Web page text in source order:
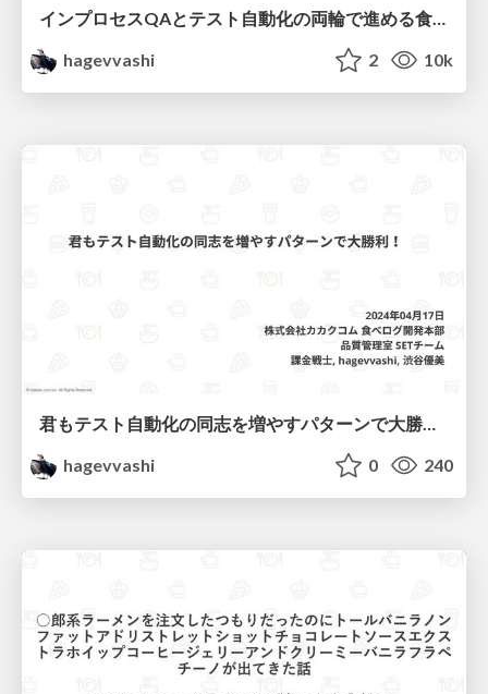
インプロセスQAとテスト自動化の両輪で進める食べログの開発生産性と品質改善の3年間
hagevvashi
2 10k
君もテスト自動化の同志を増やすパターンで大勝利！
hagevvashi
0 240